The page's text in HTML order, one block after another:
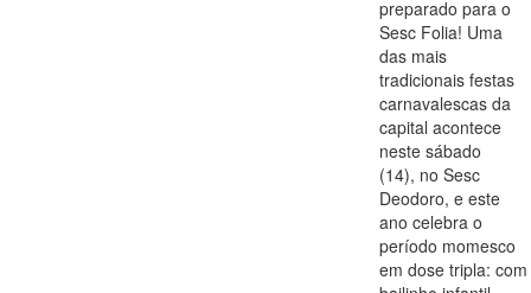
preparado para o
Sesc Folia! Uma
das mais
tradicionais festas
carnavalescas da
capital acontece
neste sábado
(14), no Sesc
Deodoro, e este
ano celebra o
período momesco
em dose tripla: com